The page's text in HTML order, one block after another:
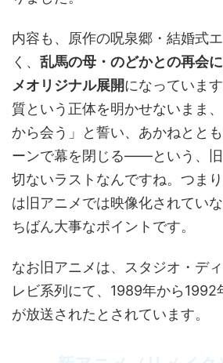
内容も、原作の呪泉郷・結婚式
く、 乱馬の母・のどかとの再会
メオリジナル展開になっていま
質という正体を明かせないまま
から会う」と誓い、あかねとと
ーンで幕を閉じる——という、旧
切ないラストなんですね。つま
は旧アニメでは映像化されてい
ちばん大事なポイントです。
なお旧アニメは、スタジオ・デ
レビ系列にて、1989年から1992
が放送されたとされています。